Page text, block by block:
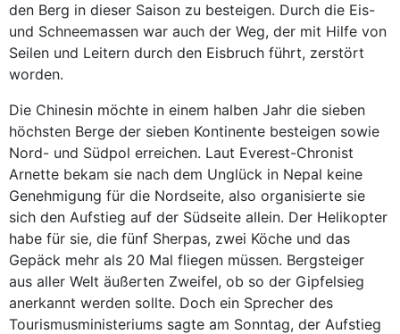
den Berg in dieser Saison zu besteigen. Durch die Eis-
und Schneemassen war auch der Weg, der mit Hilfe von
Seilen und Leitern durch den Eisbruch führt, zerstört
worden.
Die Chinesin möchte in einem halben Jahr die sieben
höchsten Berge der sieben Kontinente besteigen sowie
Nord- und Südpol erreichen. Laut Everest-Chronist
Arnette bekam sie nach dem Unglück in Nepal keine
Genehmigung für die Nordseite, also organisierte sie
sich den Aufstieg auf der Südseite allein. Der Helikopter
habe für sie, die fünf Sherpas, zwei Köche und das
Gepäck mehr als 20 Mal fliegen müssen. Bergsteiger
aus aller Welt äußerten Zweifel, ob so der Gipfelsieg
anerkannt werden sollte. Doch ein Sprecher des
Tourismusministeriums sagte am Sonntag, der Aufstieg